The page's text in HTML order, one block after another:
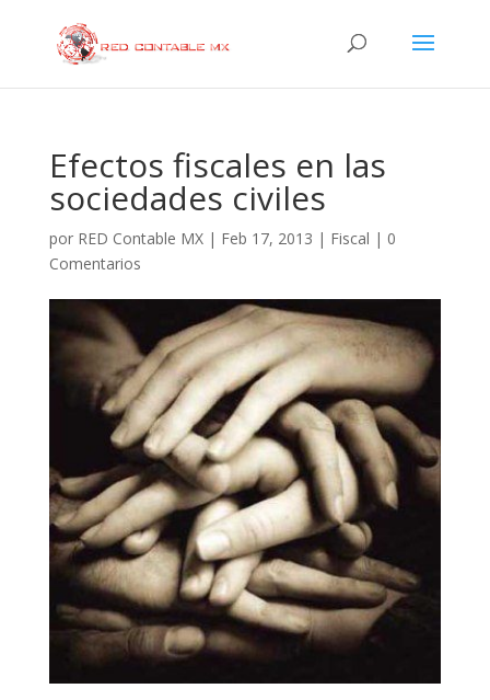
Efectos fiscales en las
sociedades civiles
por RED Contable MX| Feb 17, 2013 | Fiscal | 0
Comentarios